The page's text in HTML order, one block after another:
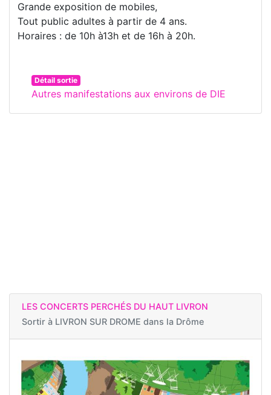
Grande exposition de mobiles,
Tout public adultes à partir de 4 ans.
Horaires : de 10h à13h et de 16h à 20h.
Détail sortie
Autres manifestations aux environs de DIE
LES CONCERTS PERCHÉS DU HAUT LIVRON
Sortir à LIVRON SUR DROME dans la Drôme